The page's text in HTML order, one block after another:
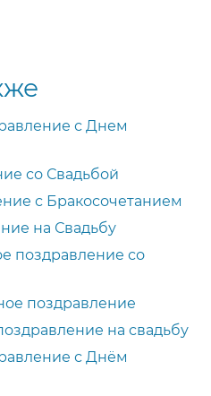
с Днем
со Свадьбой
с Бракосочетанием
на Свадьбу
поздравление со
поздравление
на свадьбу
с Днём